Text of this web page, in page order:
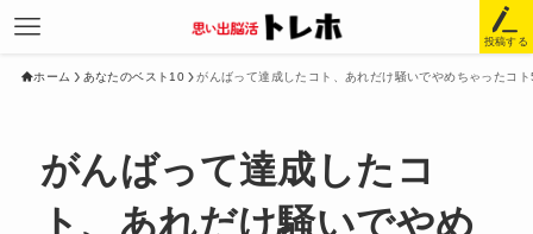
投稿する
ホーム あなたのベスト10 がんばって達成したコト、あれだけ騒いでやめちゃったコ
がんばって達成したコ
ト、あれだけ騒いでやめ